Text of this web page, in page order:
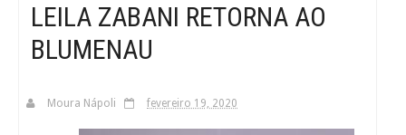
LEILA ZABANI RETORNA AO
BLUMENAU
Moura Nápoli fevereiro 19, 2020